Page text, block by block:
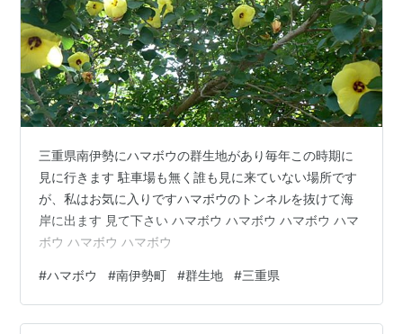
三重県南伊勢にハマボウの群生地があり毎年この時期に
見に行きます 駐車場も無く誰も見に来ていない場所です
が、私はお気に入りですハマボウのトンネルを抜けて海
岸に出ます 見て下さい ハマボウ ハマボウ ハマボウ ハマ
ボウ ハマボウ ハマボウ
#ハマボウ #南伊勢町 #群生地 #三重県